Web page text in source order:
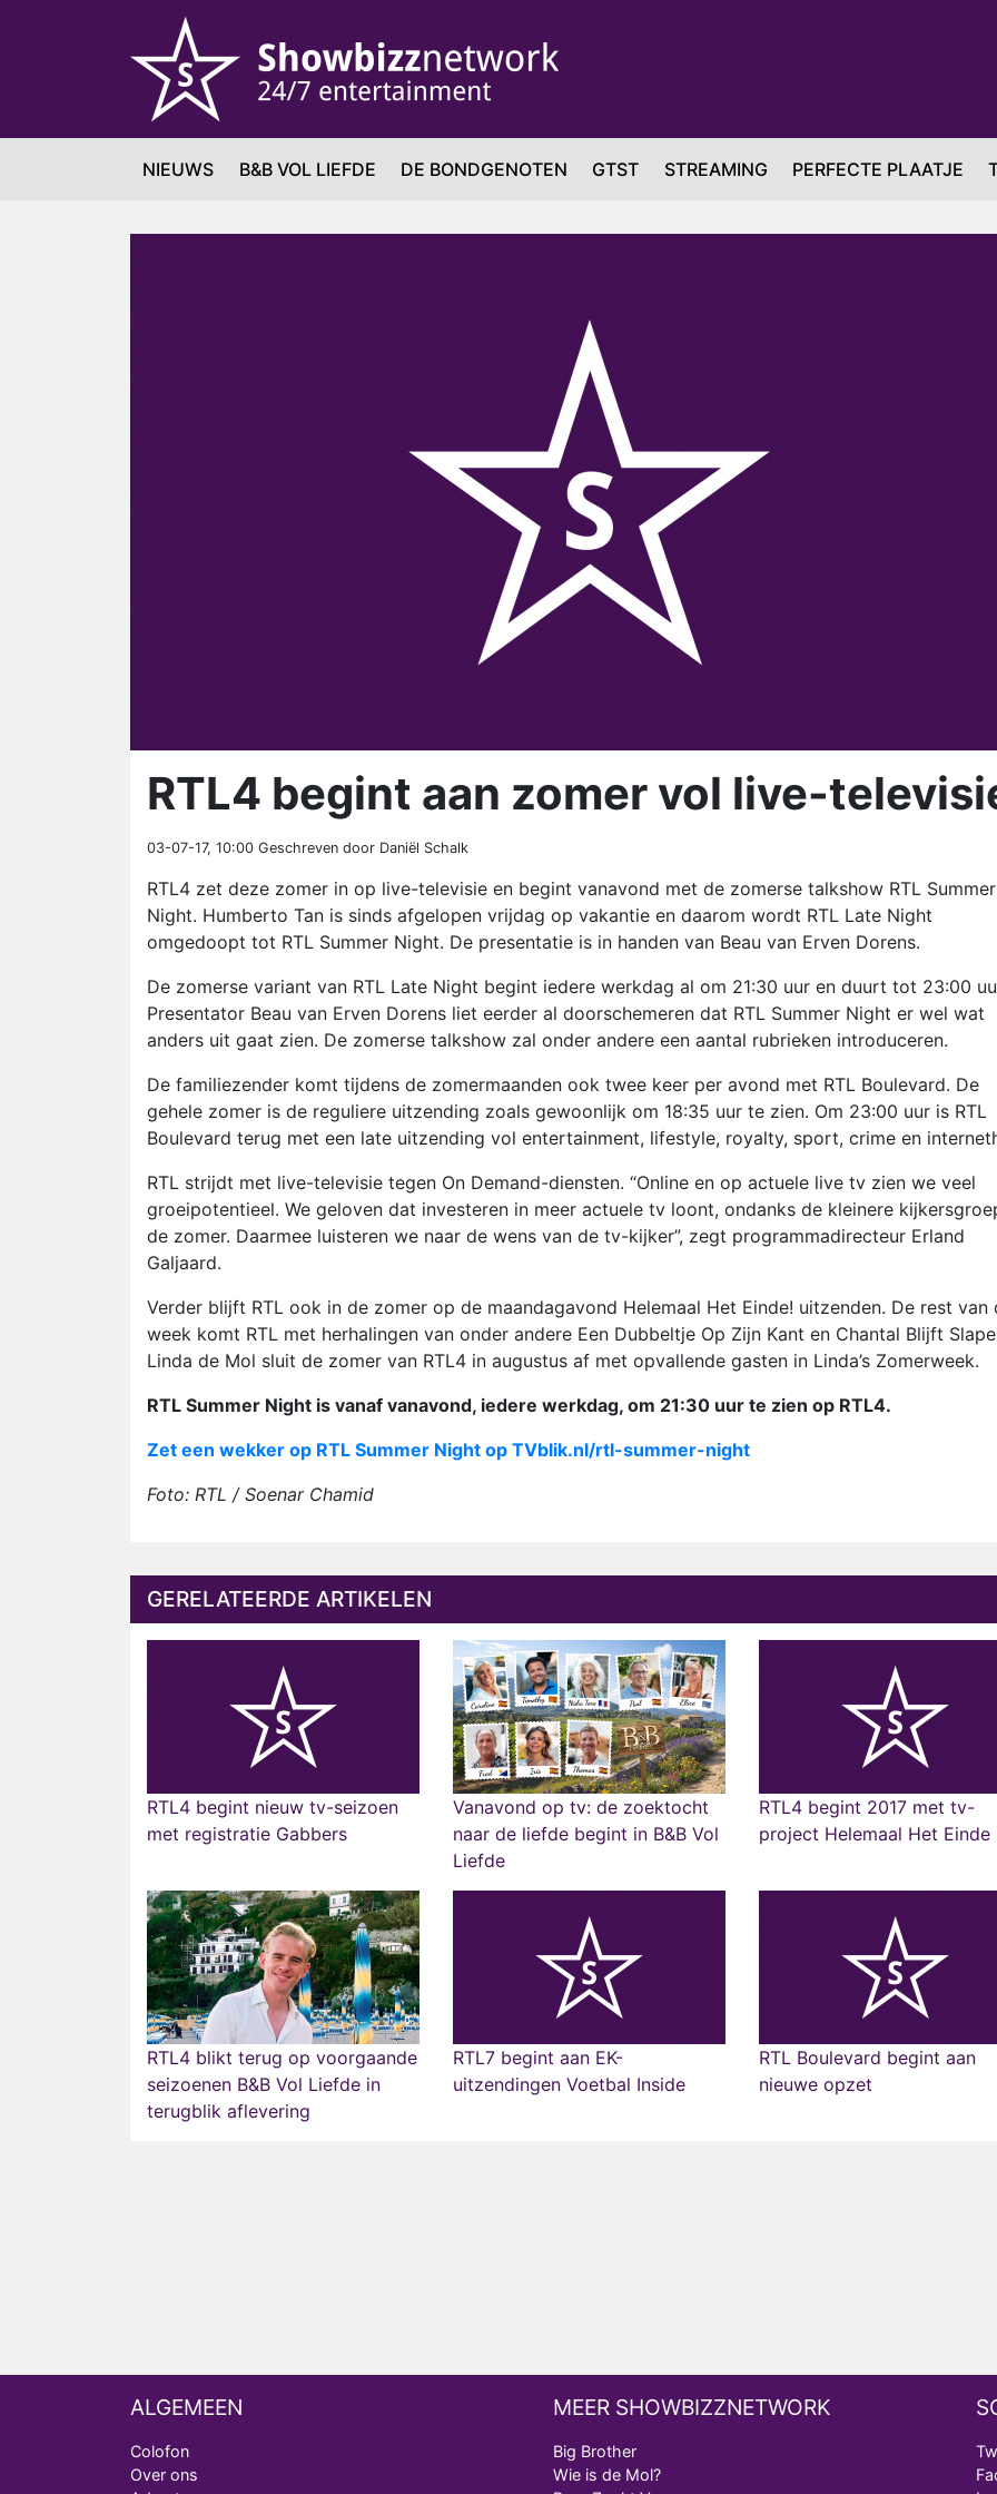
NIEUWS B&B VOL LIEFDE DE BONDGENOTEN GTST STREAMING PERFECTE PLAATJE
RTL4 begint aan zomer vol live-
03-07-17, 10:00 Geschreven door Daniël Schalk
RTL4 zet deze zomer in op live-televisie en begint vanavond met de zomerse talkshow RTL Summer
Night. Humberto Tan is sinds afgelopen vrijdag op vakantie en daarom wordt RTL Late Night
omgedoopt tot RTL Summer Night. De presentatie is in handen van Beau van Erven Dorens.
De zomerse variant van RTL Late Night begint iedere werkdag al om 21:30 uur en duurt tot 23:00
Presentator Beau van Erven Dorens liet eerder al doorschemeren dat RTL Summer Night er wel wat
anders uit gaat zien. De zomerse talkshow zal onder andere een aantal rubrieken introduceren.
De familiezender komt tijdens de zomermaanden ook twee keer per avond met RTL Boulevard. De
gehele zomer is de reguliere uitzending zoals gewoonlijk om 18:35 uur te zien. Om 23:00 uur is RTL
Boulevard terug met een late uitzending vol entertainment, lifestyle, royalty, sport, crime en
RTL strijdt met live-televisie tegen On Demand-diensten. “Online en op actuele live tv zien we veel
groeipotentieel. We geloven dat investeren in meer actuele tv loont, ondanks de kleinere
de zomer. Daarmee luisteren we naar de wens van de tv-kijker”, zegt programmadirecteur Erland
Galjaard.
Verder blijft RTL ook in de zomer op de maandagavond Helemaal Het Einde! uitzenden. De rest van
week komt RTL met herhalingen van onder andere Een Dubbeltje Op Zijn Kant en Chantal Blijft
Linda de Mol sluit de zomer van RTL4 in augustus af met opvallende gasten in Linda’s Zomerweek.
RTL Summer Night is vanaf vanavond, iedere werkdag, om 21:30 uur te zien op RTL4.
Zet een wekker op RTL Summer Night op TVblik.nl/rtl-summer-night
Foto: RTL / Soenar Chamid
GERELATEERDE ARTIKELEN
RTL4 begint nieuw tv-seizoen
met registratie Gabbers
Vanavond op tv: de zoektocht
naar de liefde begint in B&B Vol
Liefde
RTL4 begint 2017 met tv-
project Helemaal Het Einde
RTL4 blikt terug op voorgaande
seizoenen B&B Vol Liefde in
terugblik aflevering
RTL7 begint aan EK-
uitzendingen Voetbal Inside
RTL Boulevard begint aan
nieuwe opzet
ALGEMEEN
Colofon
Over ons
MEER SHOWBIZZNETWORK
Big Brother
Wie is de Mol?